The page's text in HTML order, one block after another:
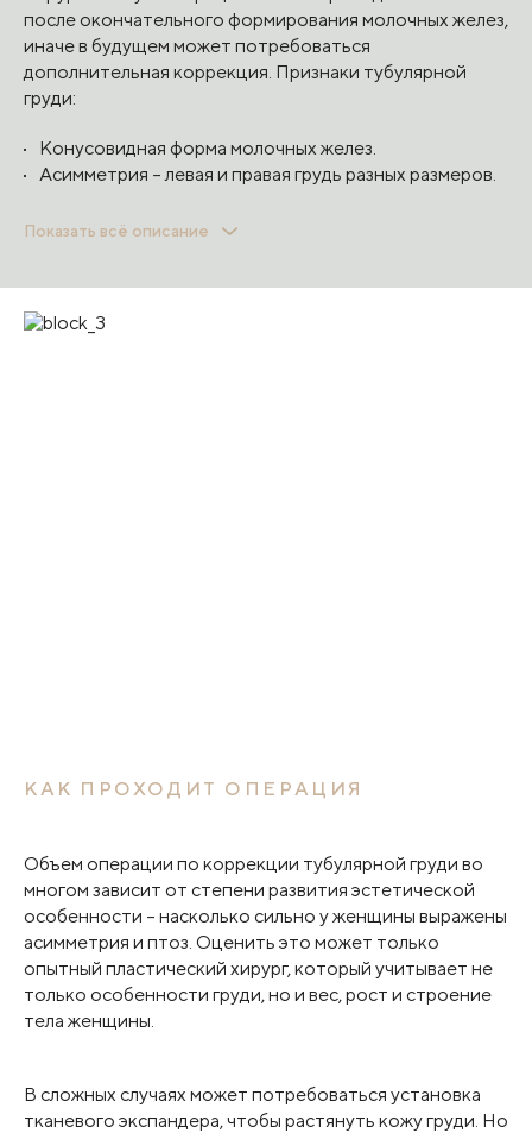
после окончательного формирования молочных желез,
иначе в будущем может потребоваться
дополнительная коррекция. Признаки тубулярной
груди:
Конусовидная форма молочных желез.
Асимметрия – левая и правая грудь разных размеров.
Ареолы и соски растянуты, их размер может быть в
Заметно увеличено расстояние между молочными
Показать всё описание
КАК ПРОХОДИТ ОПЕРАЦИЯ
Объем операции по коррекции тубулярной груди во
многом зависит от степени развития эстетической
особенности – насколько сильно у женщины выражены
асимметрия и птоз. Оценить это может только
опытный пластический хирург, который учитывает не
только особенности груди, но и вес, рост и строение
тела женщины.
В сложных случаях может потребоваться установка
тканевого экспандера, чтобы растянуть кожу груди. Но